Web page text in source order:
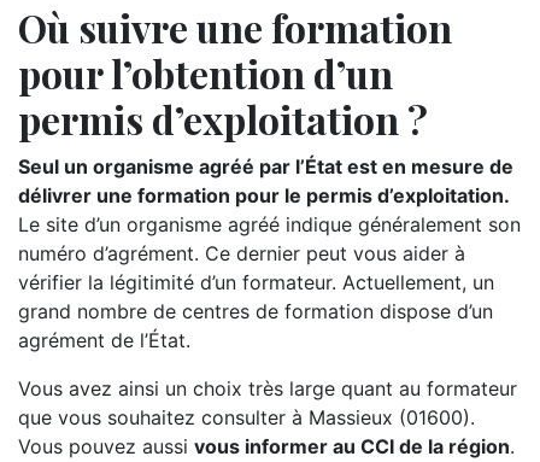
Où suivre une formation
pour l’obtention d’un
permis d’exploitation ?
Seul un organisme agréé par l’État est en mesure de
délivrer une formation pour le permis d’exploitation.
Le site d’un organisme agréé indique généralement son
numéro d’agrément. Ce dernier peut vous aider à
vérifier la légitimité d’un formateur. Actuellement, un
grand nombre de centres de formation dispose d’un
agrément de l’État.
Vous avez ainsi un choix très large quant au formateur
que vous souhaitez consulter à Massieux (01600).
Vous pouvez aussi vous informer au CCI de la région.